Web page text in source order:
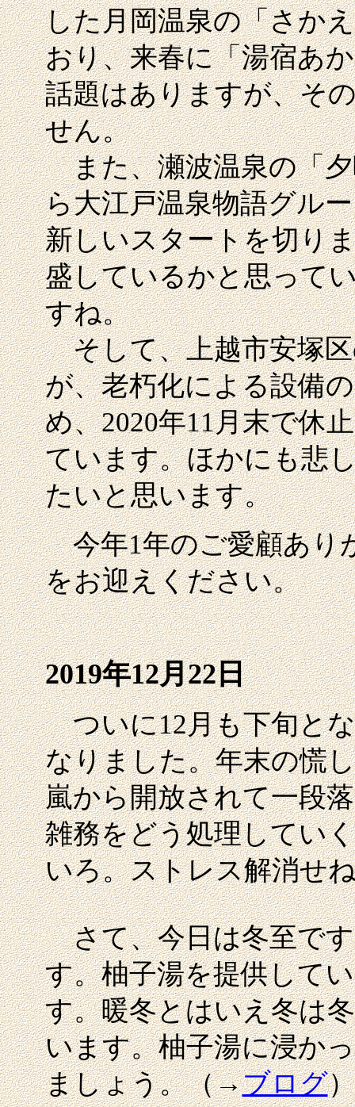
した月岡温泉の「さか
おり、来春に「湯宿あ
話題はありますが、そ
せん。
また、瀬波温泉の「夕
ら大江戸温泉物語グル
新しいスタートを切り
盛しているかと思って
すね。
そして、上越市安塚区
が、老朽化による設備
め、2020年11月末で休
ています。ほかにも悲
たいと思います。
今年1年のご愛顧あり
をお迎えください。
2019年12月22日
ついに12月も下旬とな
なりました。年末の慌
嵐から開放されて一段
雑務をどう処理してい
いろ。ストレス解消せ
さて、今日は冬至です
す。柚子湯を提供して
す。暖冬とはいえ冬は
います。柚子湯に浸か
ましょう。（→ブログ）